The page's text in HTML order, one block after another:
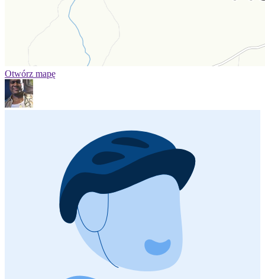
Otwórz mapę